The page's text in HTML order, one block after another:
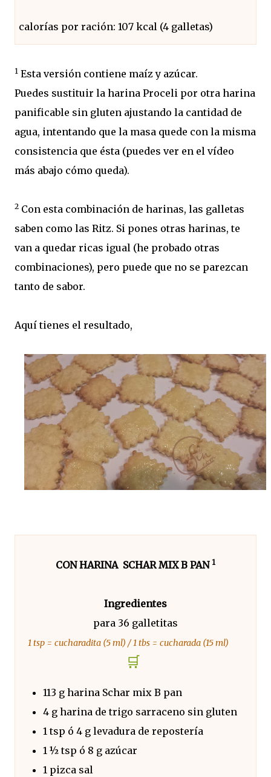
calorías por ración: 107 kcal (4 galletas)
1 Esta versión contiene maíz y azúcar.
Puedes sustituir la harina Proceli por otra harina
panificable sin gluten ajustando la cantidad de
agua, intentando que la masa quede con la misma
consistencia que ésta (puedes ver en el vídeo
más abajo cómo queda).
2 Con esta combinación de harinas, las galletas
saben como las Ritz. Si pones otras harinas, te
van a quedar ricas igual (he probado otras
combinaciones), pero puede que no se parezcan
tanto de sabor.
Aquí tienes el resultado,
CON HARINA SCHAR MIX B PAN 1
Ingredientes
para 36 galletitas
1 tsp = cucharadita (5 ml) / 1 tbs = cucharada (15 ml)
🛒
113 g harina Schar mix B pan
4 g harina de trigo sarraceno sin gluten
1 tsp ó 4 g levadura de repostería
1 ½ tsp ó 8 g azúcar
1 pizca sal